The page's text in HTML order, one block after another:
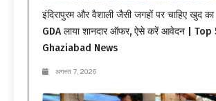
इंदिरापुरम और वैशाली जैसी जगहों पर चाहिए खुद
GDA लाया शानदार ऑफर, ऐसे करें आवेदन | Top
Ghaziabad News
अगस्त 7, 2026